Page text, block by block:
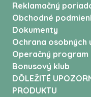
Reklamačný
Obchodné
Dokumenty
Ochrana osobných
Operačný program
Bonusový klub
DÔLEŽITÉ
PRODUKTU